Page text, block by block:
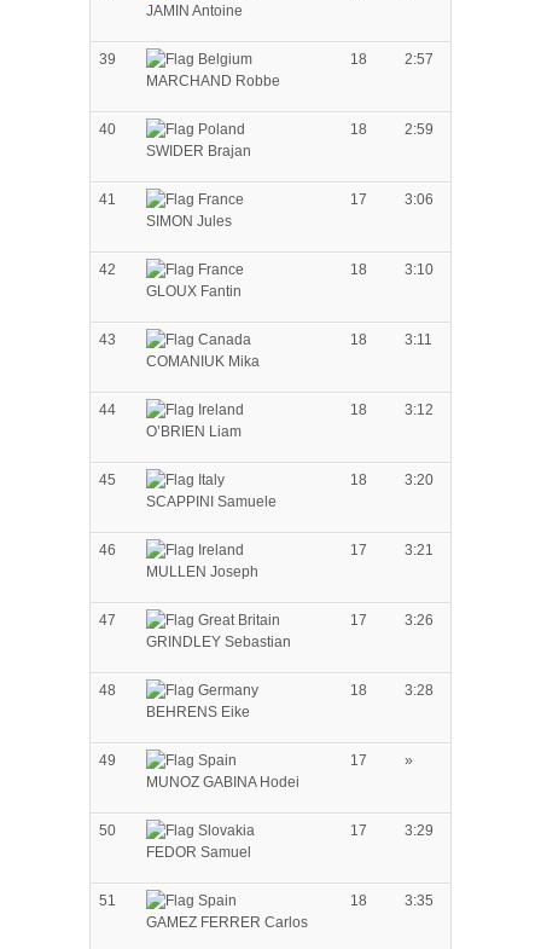
JAMIN Antoine
39
MARCHAND Robbe
18 2:57
40
SWIDER Brajan
18 2:59
41
SIMON Jules
17 3:06
42
GLOUX Fantin
18 3:10
43
COMANIUK Mika
18 3:11
44
O’BRIEN Liam
18 3:12
45
SCAPPINI Samuele
18 3:20
46
MULLEN Joseph
17 3:21
47
GRINDLEY Sebastian
17 3:26
48
BEHRENS Eike
18 3:28
49
MUNOZ GABINA Hodei
17 »
50
FEDOR Samuel
17 3:29
51
GAMEZ FERRER Carlos
18 3:35